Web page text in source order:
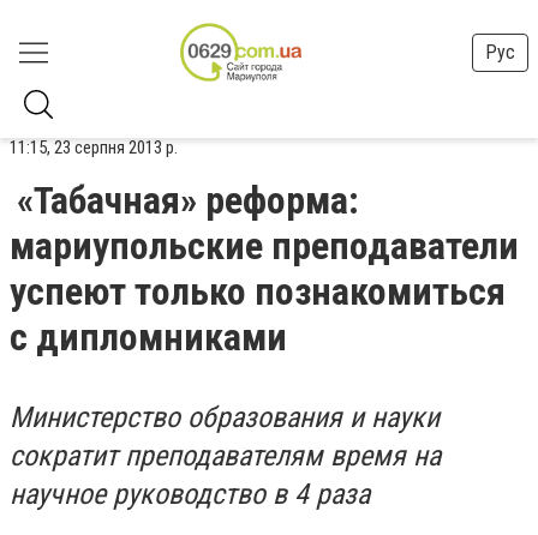
Рус
11:15, 23 серпня 2013 р.
«Табачная» реформа:
мариупольские преподаватели
успеют только познакомиться
с дипломниками
Министерство образования и науки
сократит преподавателям время на
научное руководство в 4 раза